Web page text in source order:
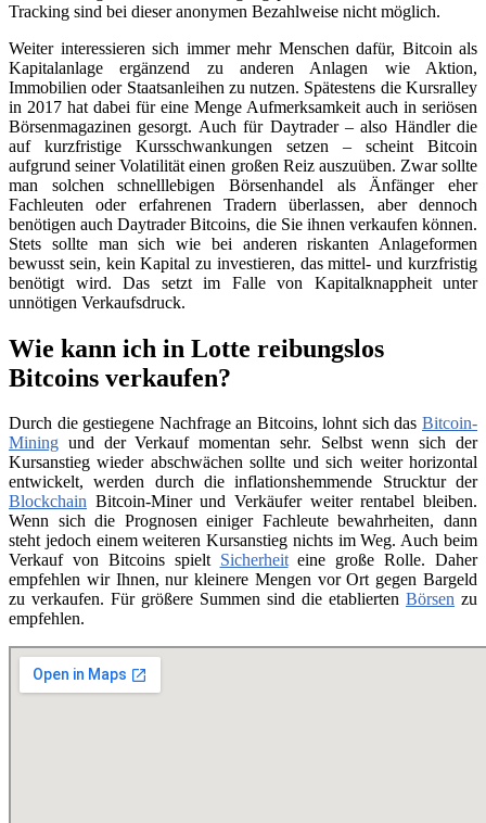
Tracking sind bei dieser anonymen Bezahlweise nicht möglich.
Weiter interessieren sich immer mehr Menschen dafür, Bitcoin als
Kapitalanlage ergänzend zu anderen Anlagen wie Aktion,
Immobilien oder Staatsanleihen zu nutzen. Spätestens die Kursralley
in 2017 hat dabei für eine Menge Aufmerksamkeit auch in seriösen
Börsenmagazinen gesorgt. Auch für Daytrader – also Händler die
auf kurzfristige Kursschwankungen setzen – scheint Bitcoin
aufgrund seiner Volatilität einen großen Reiz auszuüben. Zwar sollte
man solchen schnelllebigen Börsenhandel als Änfänger eher
Fachleuten oder erfahrenen Tradern überlassen, aber dennoch
benötigen auch Daytrader Bitcoins, die Sie ihnen verkaufen können.
Stets sollte man sich wie bei anderen riskanten Anlageformen
bewusst sein, kein Kapital zu investieren, das mittel- und kurzfristig
benötigt wird. Das setzt im Falle von Kapitalknappheit unter
unnötigen Verkaufsdruck.
Wie kann ich in Lotte reibungslos
Bitcoins verkaufen?
Durch die gestiegene Nachfrage an Bitcoins, lohnt sich das Bitcoin-
Mining und der Verkauf momentan sehr. Selbst wenn sich der
Kursanstieg wieder abschwächen sollte und sich weiter horizontal
entwickelt, werden durch die inflationshemmende Strucktur der
Blockchain Bitcoin-Miner und Verkäufer weiter rentabel bleiben.
Wenn sich die Prognosen einiger Fachleute bewahrheiten, dann
steht jedoch einem weiteren Kursanstieg nichts im Weg. Auch beim
Verkauf von Bitcoins spielt Sicherheiteine große Rolle. Daher
empfehlen wir Ihnen, nur kleinere Mengen vor Ort gegen Bargeld
zu verkaufen. Für größere Summen sind die etablierten Börsen zu
empfehlen.